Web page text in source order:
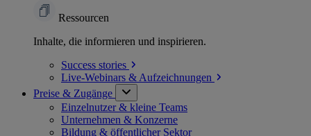
Ressourcen
Inhalte, die informieren und inspirieren.
Success stories
Live-Webinars & Aufzeichnungen
Preise & Zugänge
Einzelnutzer & kleine Teams
Unternehmen & Konzerne
Bildung & öffentlicher Sektor